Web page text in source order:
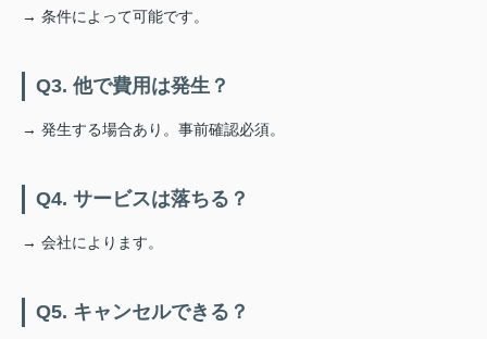
→ 条件によって可能です。
Q3. 他で費用は発生？
→ 発生する場合あり。事前確認必須。
Q4. サービスは落ちる？
→ 会社によります。
Q5. キャンセルできる？